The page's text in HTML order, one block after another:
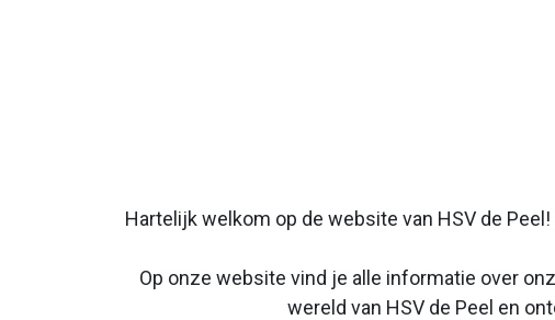
Hartelijk welkom op de website van HSV de
Op onze website vind je alle informatie over
wereld van HSV de Peel en